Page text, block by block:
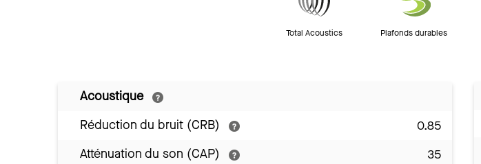
Total Acoustics Plafonds durables
Acoustique
Réduction du bruit (CRB)
0.85
Atténuation du son (CAP)
35